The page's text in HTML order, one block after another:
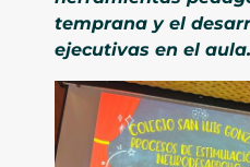
temprana y el
ejecutivas en el aula.